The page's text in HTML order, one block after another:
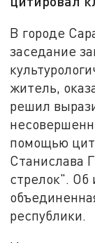
В городе
заседание
житель,
решил
помощью
Станислава
стрелок".
республики.